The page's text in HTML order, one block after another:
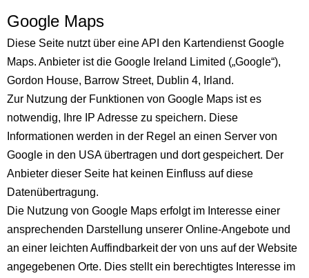
Google Maps
Diese Seite nutzt über eine API den Kartendienst Google
Maps. Anbieter ist die Google Ireland Limited („Google“),
Gordon House, Barrow Street, Dublin 4, Irland.
Zur Nutzung der Funktionen von Google Maps ist es
notwendig, Ihre IP Adresse zu speichern. Diese
Informationen werden in der Regel an einen Server von
Google in den USA übertragen und dort gespeichert. Der
Anbieter dieser Seite hat keinen Einfluss auf diese
Datenübertragung.
Die Nutzung von Google Maps erfolgt im Interesse einer
ansprechenden Darstellung unserer Online-Angebote und
an einer leichten Auffindbarkeit der von uns auf der Website
angegebenen Orte. Dies stellt ein berechtigtes Interesse im